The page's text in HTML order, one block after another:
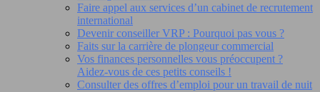
Faire appel aux services d’un cabinet de recrutement
international
Devenir conseiller VRP : Pourquoi pas vous ?
Faits sur la carrière de plongeur commercial
Vos finances personnelles vous préoccupent ?
Aidez-vous de ces petits conseils !
Consulter des offres d’emploi pour un travail de nuit